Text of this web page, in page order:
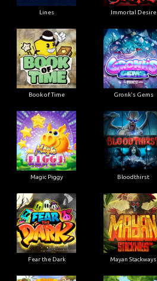
Lines Immortal Desire
Book of Time Gronk's Gems
Magic Piggy Bloodthirst
Fear the Dark Mayan Stackways